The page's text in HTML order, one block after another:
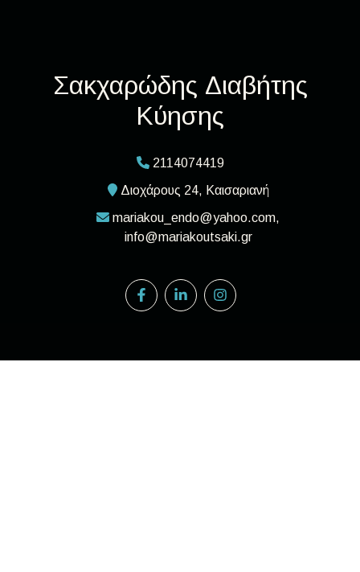
Σακχαρώδης Διαβήτης
Κύησης
2114074419
Διοχάρους 24, Καισαριανή
mariakou_endo@yahoo.com,
info@mariakoutsaki.gr